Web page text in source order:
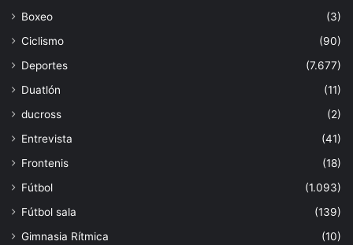
Boxeo
(3)
Ciclismo
(90)
Deportes
(7.677)
Duatlón
(11)
ducross
(2)
Entrevista
(41)
Frontenis
(18)
Fútbol
(1.093)
Fútbol sala
(139)
Gimnasia Rítmica
(10)